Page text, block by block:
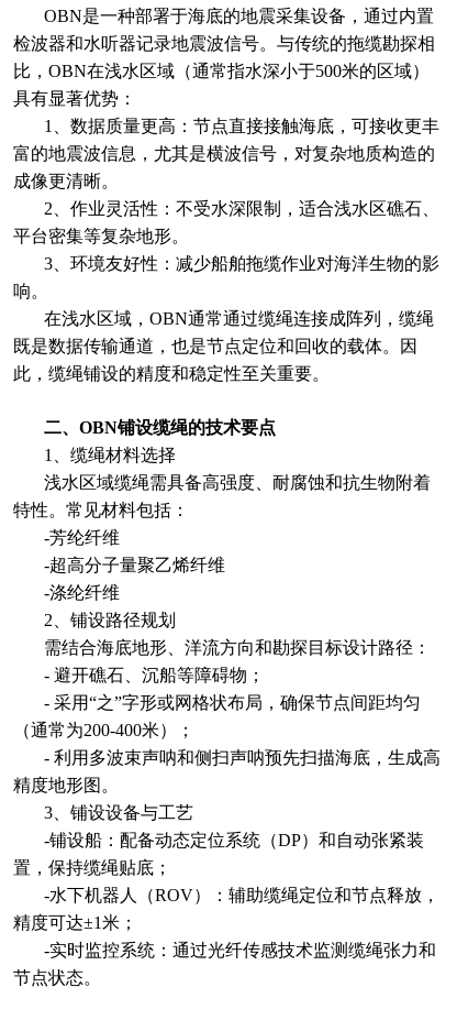
OBN是一种部署于海底的地震采集设备，通过内置
检波器和水听器记录地震波信号。与传统的拖缆勘探相
比，OBN在浅水区域（通常指水深小于500米的区域）
具有显著优势：
1、数据质量更高：节点直接接触海底，可接收更丰
富的地震波信息，尤其是横波信号，对复杂地质构造的
成像更清晰。
2、作业灵活性：不受水深限制，适合浅水区礁石、
平台密集等复杂地形。
3、环境友好性：减少船舶拖缆作业对海洋生物的影
响。
在浅水区域，OBN通常通过缆绳连接成阵列，缆绳
既是数据传输通道，也是节点定位和回收的载体。因
此，缆绳铺设的精度和稳定性至关重要。
二、OBN铺设缆绳的技术要点
1、缆绳材料选择
浅水区域缆绳需具备高强度、耐腐蚀和抗生物附着
特性。常见材料包括：
-芳纶纤维
-超高分子量聚乙烯纤维
-涤纶纤维
2、铺设路径规划
需结合海底地形、洋流方向和勘探目标设计路径：
- 避开礁石、沉船等障碍物；
- 采用“之”字形或网格状布局，确保节点间距均匀
（通常为200-400米）；
- 利用多波束声呐和侧扫声呐预先扫描海底，生成高
精度地形图。
3、铺设设备与工艺
-铺设船：配备动态定位系统（DP）和自动张紧装
置，保持缆绳贴底；
-水下机器人（ROV）：辅助缆绳定位和节点释放，
精度可达±1米；
-实时监控系统：通过光纤传感技术监测缆绳张力和
节点状态。